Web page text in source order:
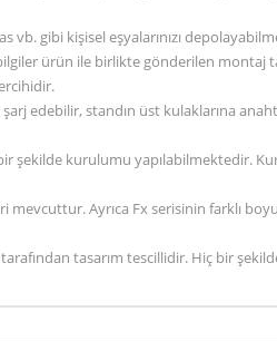
vb. gibi kişisel eşyalarınızı
ürün ile birlikte gönderilen montaj
edebilir, standın üst kulaklarına
şekilde kurulumu yapılabilmektedir.
mevcuttur. Ayrıca Fx serisinin farklı
tasarım tescillidir. Hiç bir